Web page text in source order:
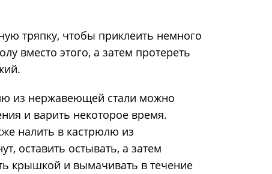
тряпку, чтобы приклеить немного
вместо этого, а затем протереть
из нержавеющей стали можно
и варить некоторое время.
налить в кастрюлю из
оставить остывать, а затем
крышкой и вымачивать в течение